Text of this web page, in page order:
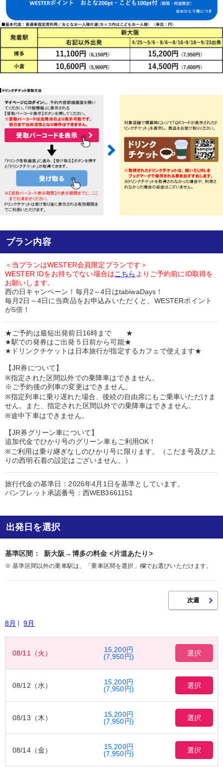
プラン内容
＜当プランはWESTER会員限定プランです＞
WESTER IDをお持ちでない場合はこちら よりご予約前にID取得を
お願いします。
西の日キャンペーン！毎月2～4日はtabiwaDays！
毎月2日～4日に当商品をお申込みいただくと、WESTERポイント
が5倍！
★ご予約は最短出発前日16時まで ★
★駅での発券はご出発５日前から可能★
★ドリンクチケットは日本旅行が指定するカフェで使えます★
【JR券について】
※指定された区間以外での乗降車はできません。
※ご予約後の列車の変更はできません。
※指定列車に乗り遅れた場合、後続の自由席にもご乗車いただけま
せん。また、指定された区間以外での乗降車はできません。
※途中下車はできません。
【JR券グリーン車について】
追加代金でひかり号のグリーン車もご利用OK！
※ご利用は乗り継ぎなしのひかり号に限ります。（こだま号及び上
りの西明石着の設定はございません。）
旅行代金の基準日：2026年4月1日を基準としています。
パンフレット承認番号：西WEB3661151
出発日を選択
基準区間： 新大阪→博多の料金 <片道あたり>
※ 基準区間以外の乗車駅は、「乗車区間を選択」欄でお選びいただけます。
8月 9月
08/11（火）
15,200円
(7,950円)
選択
08/12（水）
15,200円
(7,950円)
選択
08/13（木）
15,200円
(7,950円)
選択
08/14（金）
15,200円
(7,950円)
選択